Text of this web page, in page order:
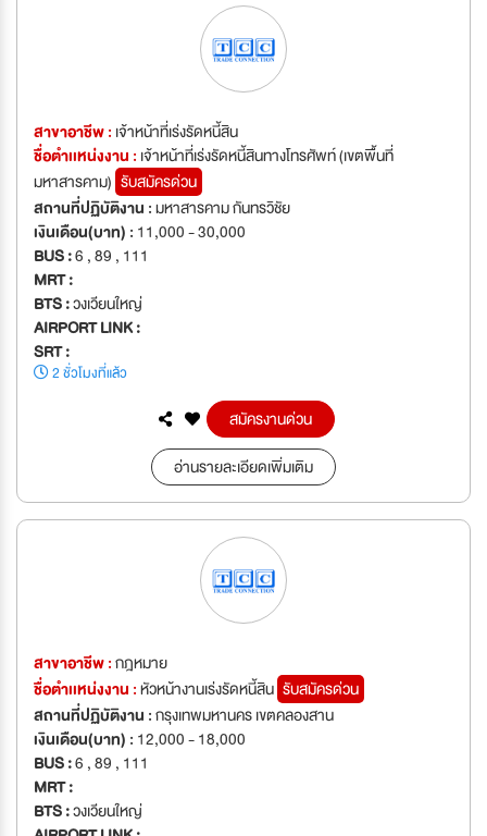
สาขาอาชีพ : เจ้าหน้าที่เร่งรัดหนี้สิน
ชื่อตำเเหน่งงาน : เจ้าหน้าที่เร่งรัดหนี้สินทางโทรศัพท์ (เขตพื้นที่
มหาสารคาม) รับสมัครด่วน
สถานที่ปฏิบัติงาน :มหาสารคาม กันทรวิชัย
เงินเดือน(บาท) : 11,000 - 30,000
BUS :6 , 89 , 111
MRT :
BTS :วงเวียนใหญ่
AIRPORT LINK :
SRT :
2 ชั่วโมงที่แล้ว
สมัครงานด่วน
อ่านรายละเอียดเพิ่มเติม
สาขาอาชีพ :กฎหมาย
ชื่อตำเเหน่งงาน :หัวหน้างานเร่งรัดหนี้สิน รับสมัครด่วน
สถานที่ปฏิบัติงาน :กรุงเทพมหานคร เขตคลองสาน
เงินเดือน(บาท) : 12,000 - 18,000
BUS :6 , 89 , 111
MRT :
BTS :วงเวียนใหญ่